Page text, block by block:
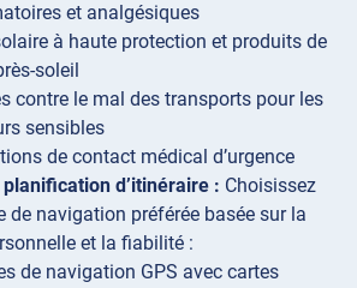
et analgésiques
à haute protection et produits de
soleil
contre le mal des transports pour les
sensibles
de contact médical d’urgence
d’itinéraire : Choisissez
de navigation préférée basée sur la
et la fiabilité :
de navigation GPS avec cartes